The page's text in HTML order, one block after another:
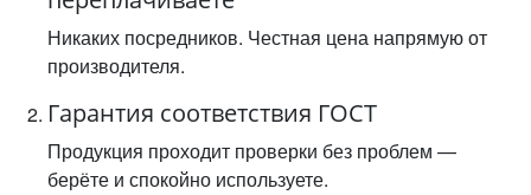
Никаких посредников. Честная цена напрямую от
производителя.
Гарантия соответствия ГОСТ
Продукция проходит проверки без проблем —
берёте и спокойно используете.